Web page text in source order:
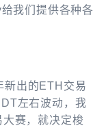
我们提供各种各
新出的ETH交易
左右波动，我
赛，就决定梭